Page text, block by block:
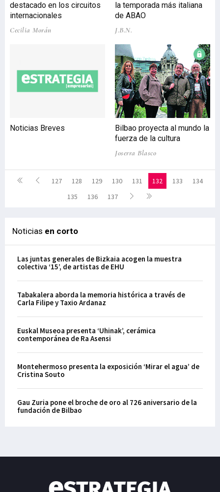
destacado en los circuitos
internacionales
Cecilia Morán
la temporada más italiana
de ABAO
J.B.N.
Noticias Breves
Bilbao proyecta al mundo la
fuerza de la cultura
Joserra Blasco
127 128 129 130 131 132 133
134
135
136 137
Noticias en corto
Las juntas generales de Bizkaia acogen la muestra
colectiva ‘15’, de artistas de EHU
Tabakalera aborda la memoria histórica a través de
Carla Filipe y Taxio Ardanaz
Euskal Museoa presenta ‘Uhinak’, cerámica
contemporánea de Ra Asensi
Montehermoso presenta la exposición ‘Mirar el agua’ de
Cristina Souto
Gau Zuria pone el broche de oro al 726 aniversario de la
fundación de Bilbao